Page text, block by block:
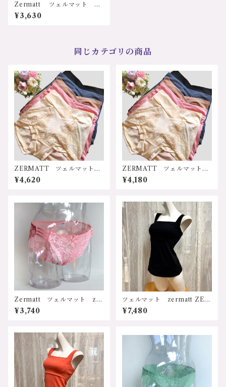
Zermatt ツェルマット z1
068 ハイレグ ローライズ
ショーツ Ｍサイズ 日本製
¥3,630
同じカテゴリの商品
ZERMATT ツェルマット
2187L デイリー兼サニタリ
ーショーツ Lサイズ 日本製
¥4,620
ZERMATT ツェルマット
2187 デイリー兼サニタリー
ショーツ Ｍサイズ 日本
¥4,180
Zermatt ツェルマット z10
72 ダブルリボンレースショ
ーツ Mサイズ
¥3,740
ツェルマット zermatt ZE81
78 日本製 国内生産 オー
ガニックコットン 天然素材
縮 ワンピース 20代ー70
代 ホワイト ブラック パ
ット入り ノンレースブラ付
キャミソール ZE8178 サイ
ズ：Lサイズ カラー：1.ホワ
イト、2.ブラック 価格：748
0円（送料無料）
¥7,480